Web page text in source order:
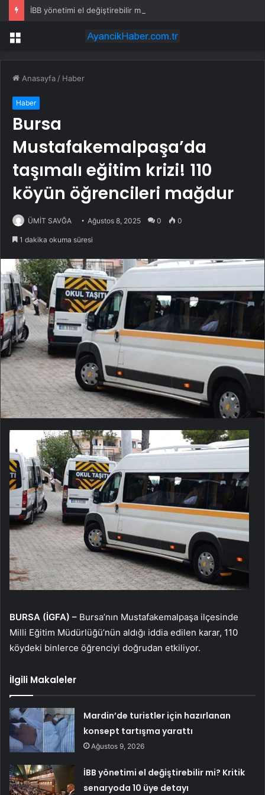
Menü
Anasayfa / Haber
Haber
Bursa
Mustafakemalpaşa’da
taşımalı eğitim krizi! 110
köyün öğrencileri mağdur
ÜMİT SAVĞA Ağustos 8, 2025 0 0
1 dakika okuma süresi
BURSA (İGFA) – Bursa’nın Mustafakemalpaşa ilçesinde
Milli Eğitim Müdürlüğü’nün aldığı iddia edilen karar, 110
köydeki binlerce öğrenciyi doğrudan etkiliyor.
İlgili Makaleler
Mardin’de turistler için hazırlanan
konsept tartışma yarattı
Ağustos 9, 2026
İBB yönetimi el değiştirebilir mi? Kritik
senaryoda 10 üye detayı